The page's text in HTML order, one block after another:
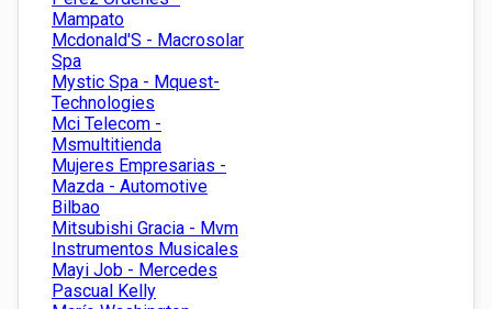
Mampato
Mcdonald'S - Macrosolar
Spa
Mystic Spa - Mquest-
Technologies
Mci Telecom -
Msmultitienda
Mujeres Empresarias -
Mazda - Automotive
Bilbao
Mitsubishi Gracia - Mvm
Instrumentos Musicales
Mayi Job - Mercedes
Pascual Kelly